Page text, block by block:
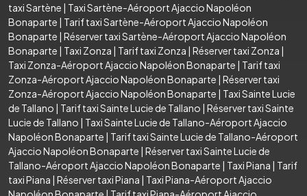
taxi Sartène | Taxi Sartène-Aéroport Ajaccio Napoléon
Bonaparte | Tarif taxi Sartène-Aéroport Ajaccio Napoléon
Bonaparte | Réserver taxi Sartène-Aéroport Ajaccio Napoléon
Bonaparte | Taxi Zonza | Tarif taxi Zonza | Réserver taxi Zonza |
Taxi Zonza-Aéroport Ajaccio Napoléon Bonaparte | Tarif taxi
Zonza-Aéroport Ajaccio Napoléon Bonaparte | Réserver taxi
Zonza-Aéroport Ajaccio Napoléon Bonaparte | Taxi Sainte Lucie
de Tallano | Tarif taxi Sainte Lucie de Tallano | Réserver taxi Sainte
Lucie de Tallano | Taxi Sainte Lucie de Tallano-Aéroport Ajaccio
Napoléon Bonaparte | Tarif taxi Sainte Lucie de Tallano-Aéroport
Ajaccio Napoléon Bonaparte | Réserver taxi Sainte Lucie de
Tallano-Aéroport Ajaccio Napoléon Bonaparte | Taxi Piana | Tarif
taxi Piana | Réserver taxi Piana | Taxi Piana-Aéroport Ajaccio